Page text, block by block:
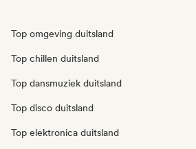
Top omgeving duitsland
Top chillen duitsland
Top dansmuziek duitsland
Top disco duitsland
Top elektronica duitsland